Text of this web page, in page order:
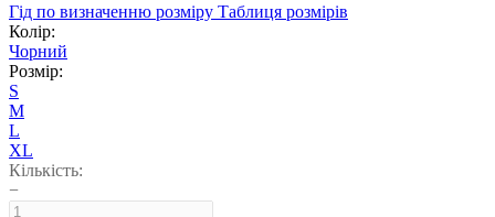
Гід по визначенню розміру Таблиця розмірів
Колір:
Чорний
Розмір:
S
M
L
XL
Кількість:
−